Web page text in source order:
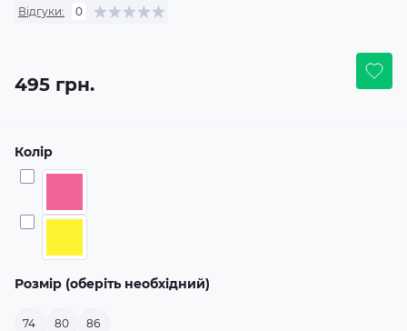
Відгуки: 0
495 грн.
Колір
Розмір (оберіть необхідний)
74 80 86